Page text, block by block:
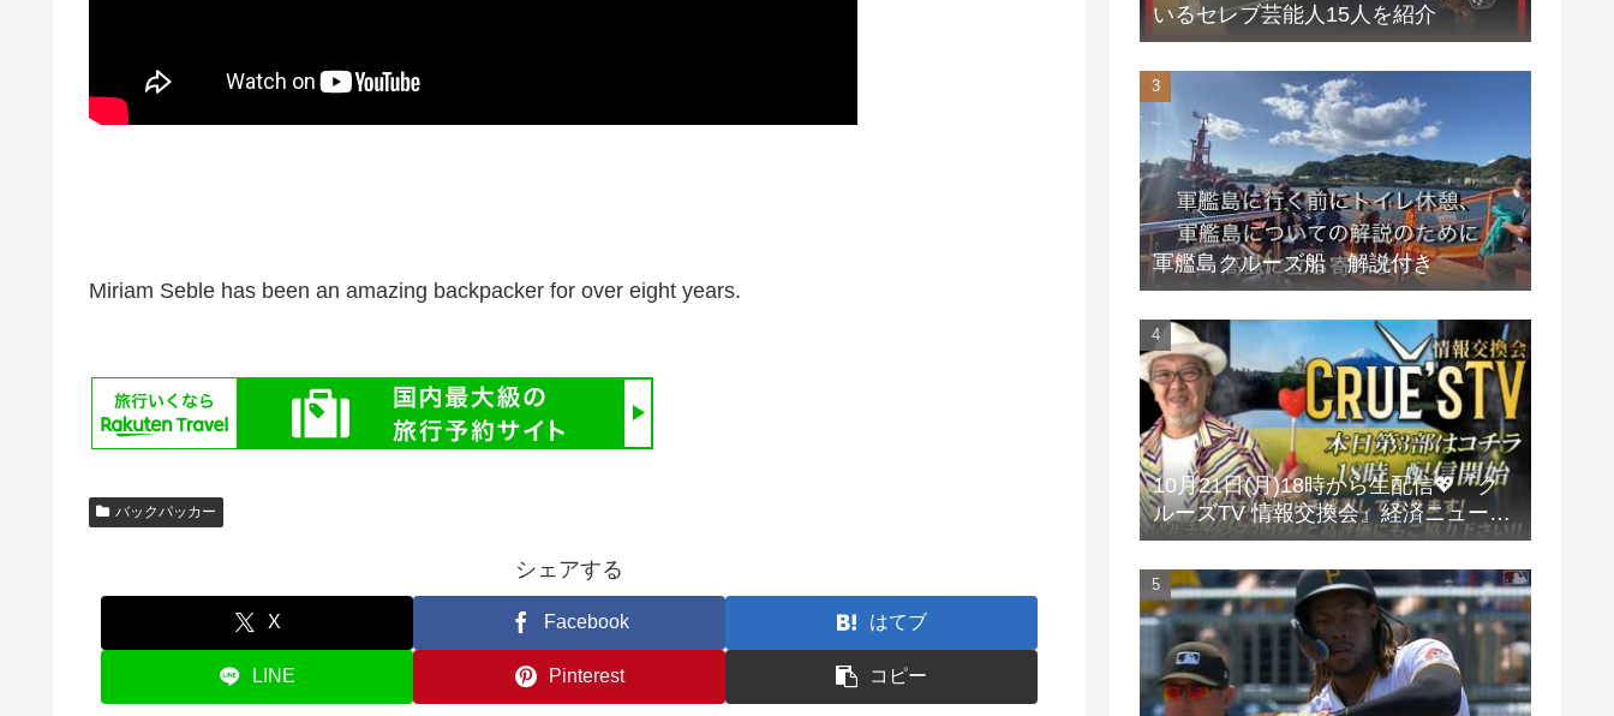
Miriam Seble has been an amazing backpacker for over eight years.
バックパッカー
シェアする
X Facebook はてブ
LINE Pinterest コピー
いるセレブ芸能人15人を紹介
軍艦島クルーズ船 解説付き
10月21日(月)18時から生配信💖『ク
ルーズTV 情報交換会』経済ニュース
投資 株式市場 新NISA 投資信託 仮想
通貨 ビットコイン 不動産投資 為替
ベトナムドン イラクディナール